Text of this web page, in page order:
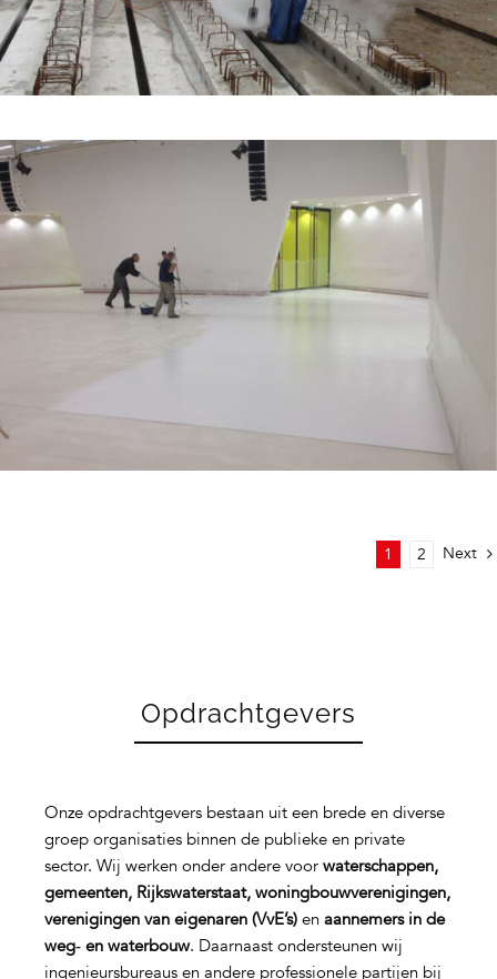
1 2 Next
Opdrachtgevers
Onze opdrachtgevers bestaan uit een brede en diverse
groep organisaties binnen de publieke en private
sector. Wij werken onder andere voor waterschappen,
gemeenten, Rijkswaterstaat, woningbouwverenigingen,
verenigingen van eigenaren (VvE’s)en aannemers in de
weg‑ en waterbouw. Daarnaast ondersteunen wij
ingenieursbureaus en andere professionele partijen bij